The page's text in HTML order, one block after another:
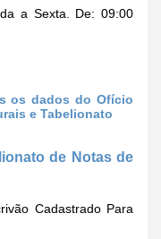
a Sexta. De: 09:00
os dados do Ofício
e Tabelionato
de Notas de
Cadastrado Para